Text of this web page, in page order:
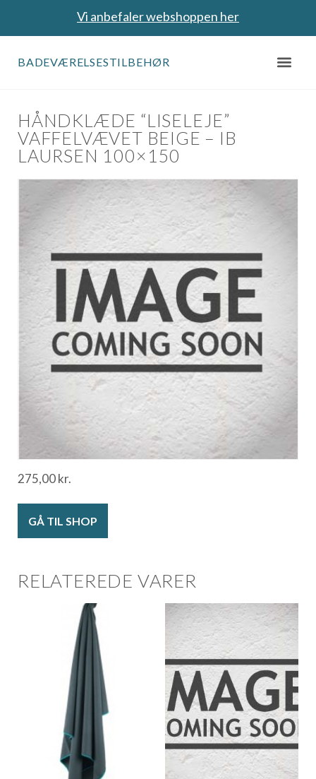
Vi anbefaler webshoppen her
BADEVÆRELSESTILBEHØR
HÅNDKLÆDE “LISELEJE”
VAFFELVÆVET BEIGE – IB
LAURSEN 100×150
275,00kr.
GÅ TIL SHOP
RELATEREDE VARER